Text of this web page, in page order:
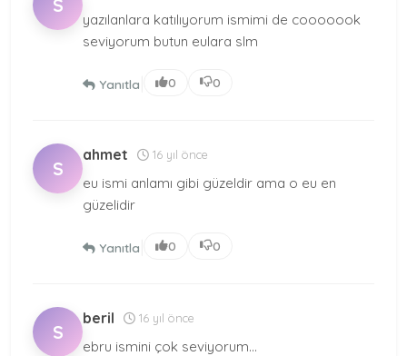
S
yazılanlara katılıyorum ismimi de cooooook
seviyorum butun eulara slm
Yanıtla 0 0
S
ahmet 16 yıl önce
eu ismi anlamı gibi güzeldir ama o eu en
güzelidir
Yanıtla 0 0
S
beril 16 yıl önce
ebru ismini çok seviyorum...